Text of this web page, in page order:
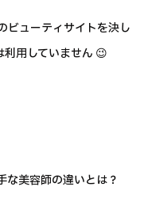
ューティサイトを決し
用していません 😉